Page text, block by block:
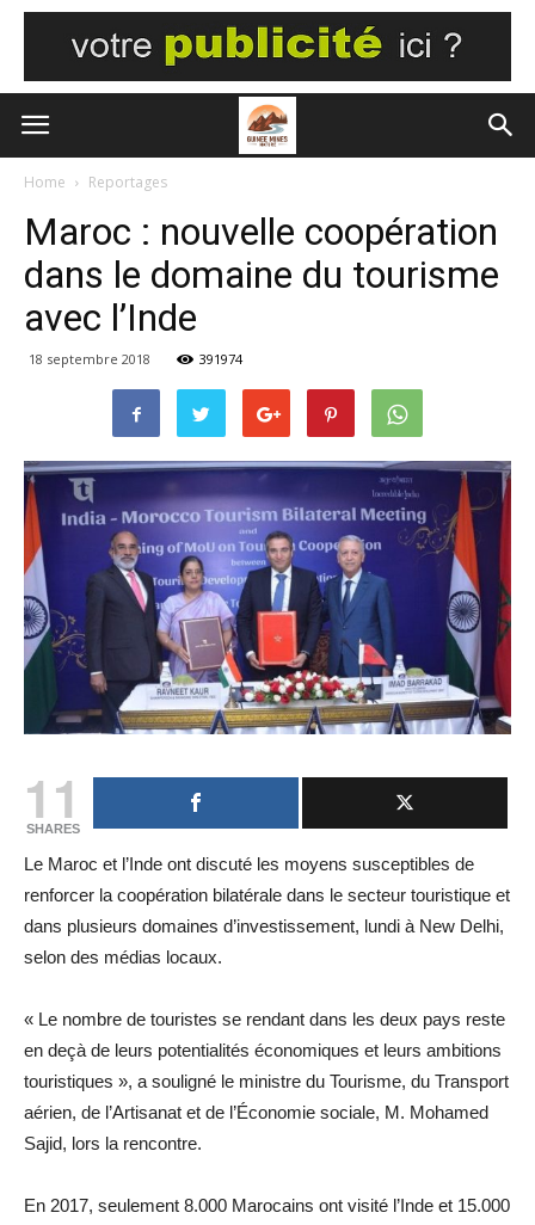
Home Reportages
Maroc : nouvelle coopération
dans le domaine du tourisme
avec l’Inde
18 septembre 2018 391974
11
SHARES
Le Maroc et l’Inde ont discuté les moyens susceptibles de
renforcer la coopération bilatérale dans le secteur touristique et
dans plusieurs domaines d’investissement, lundi à New Delhi,
selon des médias locaux.
« Le nombre de touristes se rendant dans les deux pays reste
en deçà de leurs potentialités économiques et leurs ambitions
touristiques », a souligné le ministre du Tourisme, du Transport
aérien, de l’Artisanat et de l’Économie sociale, M. Mohamed
Sajid, lors la rencontre.
En 2017, seulement 8.000 Marocains ont visité l’Inde et 15.000